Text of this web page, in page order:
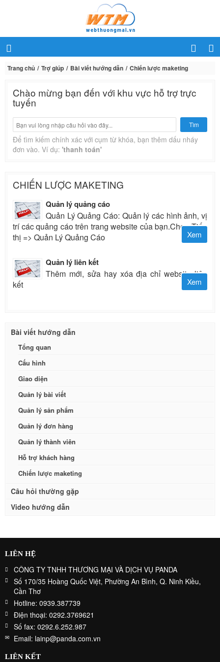
Trang chủ Trợ giúp Bài viết hướng dẫn Chiến lược maketing
Chào mừng bạn đến với khu vực hỗ trợ trực
tuyến
Tìm
Để tìm kiếm chính xác với cụm từ khóa, bạn thêm dấu nháy
đơn vào. Ví dụ: 'thanh toán'
CHIẾN LƯỢC MAKETING
Quản lý quảng cáo
Quản Lý Quảng Cáo: Quản lý các hình ảnh, vị
trí các quảng cáo trên trang website của bạn.Chọn Tiếp
thị => Quản Lý Quảng Cáo
Xem
Quản lý liên kết
Thêm mới, sửa hay xóa địa chỉ website liên
kết
Xem
Bài viết hướng dẫn
Tổng quan
Cấu hình
Giao diện
Quản lý bài viết
Quản lý sản phẩm
Quản lý đơn hàng
Quản lý thành viên
Hỗ trợ khách hàng
Chiến lược maketing
Câu hỏi thường gặp
Video hướng dẫn
LIÊN HỆ
CÔNG TY TNHH THƯƠNG MẠI VÀ DỊCH VỤ PANDA
Số 170/35 Hoàng Quốc Việt, Phường An Bình, Q. Ninh Kiều,
Cần Thơ
Hotline: 0939.387739
Điện thoại: 0292.3769621
Số fax: 0292.6.252.987
Email: lainp@panda.com.vn
LIÊN KẾT